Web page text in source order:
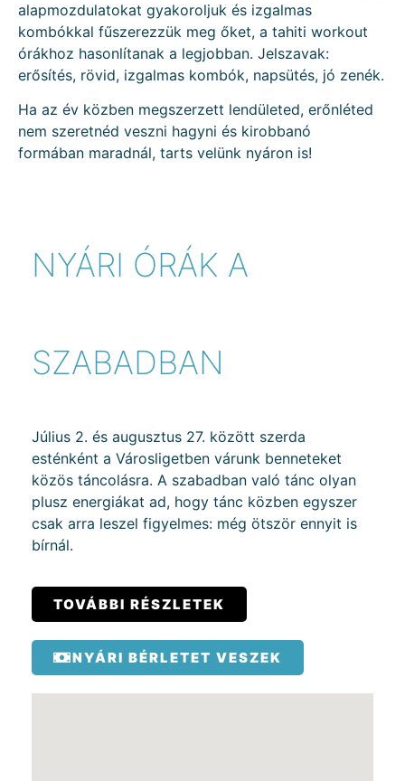
alapmozdulatokat gyakoroljuk és izgalmas
kombókkal fűszerezzük meg őket, a tahiti workout
órákhoz hasonlítanak a legjobban. Jelszavak:
erősítés, rövid, izgalmas kombók, napsütés, jó zenék.
Ha az év közben megszerzett lendületed, erőnléted
nem szeretnéd veszni hagyni és kirobbanó
formában maradnál, tarts velünk nyáron is!
NYÁRI ÓRÁK A
SZABADBAN
Július 2. és augusztus 27. között szerda
esténként a Városligetben várunk benneteket
közös táncolásra. A szabadban való tánc olyan
plusz energiákat ad, hogy tánc közben egyszer
csak arra leszel figyelmes: még ötször ennyit is
bírnál.
TOVÁBBI RÉSZLETEK
NYÁRI BÉRLETET VESZEK